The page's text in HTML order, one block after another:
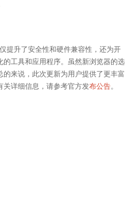
提升了安全性和硬件兼容性，还为开
的工具和应用程序。虽然新浏览器的选
的来说，此次更新为用户提供了更丰富
关详细信息，请参考官方发布公告。